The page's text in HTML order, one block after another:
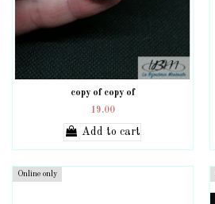
copy of copy of
19.00
Add to cart
Online only